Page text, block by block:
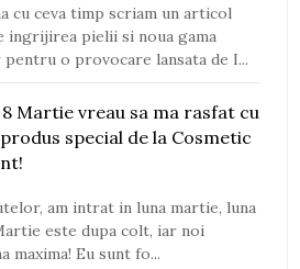
cu ceva timp scriam un articol
ingrijirea pielii si noua gama
o provocare lansata de I...
8 Martie vreau sa ma rasfat cu
special de la Cosmetic
am intrat in luna martie, luna
este dupa colt, iar noi
maxima! Eu sunt fo...